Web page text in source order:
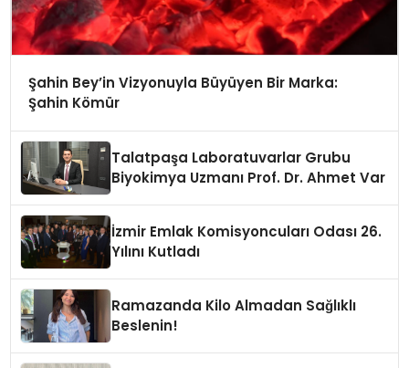
Şahin Bey’in Vizyonuyla Büyüyen Bir Marka:
Şahin Kömür
Talatpaşa Laboratuvarlar Grubu
Biyokimya Uzmanı Prof. Dr. Ahmet Var
İzmir Emlak Komisyoncuları Odası 26.
Yılını Kutladı
Ramazanda Kilo Almadan Sağlıklı
Beslenin!